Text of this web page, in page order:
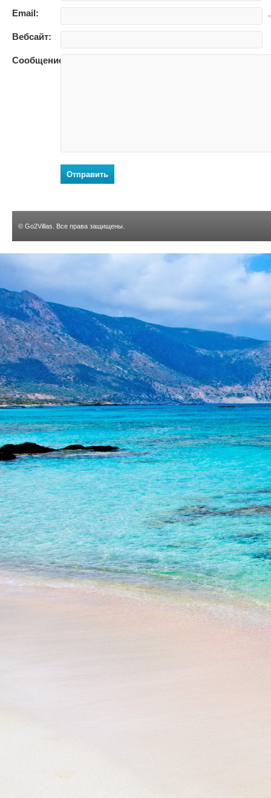
Email:
Вебсайт:
Сообщение:
Отправить
© Go2Villas . Все права защищены.